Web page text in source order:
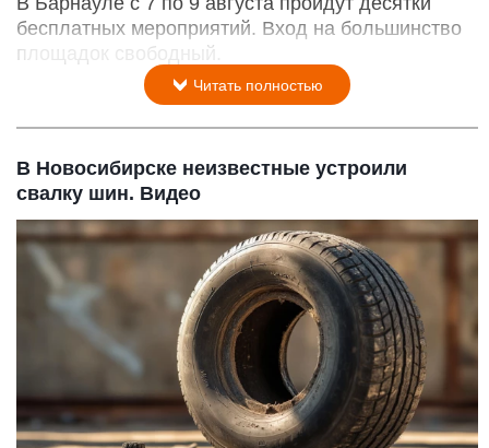
бесплатных мероприятий. Вход на большинство
площадок свободный.
Читать полностью
В Новосибирске неизвестные устроили
свалку шин. Видео